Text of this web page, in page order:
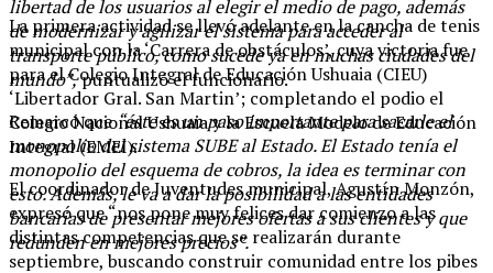
La primera actividad se llevó adelante en la cancha de tenis
municipal con la ‘Carrera de obstáculos’, cuya victoria fue
para el Colegio Integral de Educación Ushuaia (CIEU)
‘Libertador Gral. San Martin’; completando el podio el
Colegio Nacional Ushuaia y la Escuela Modelo de Educación
Integral (EMEI).
El coordinador de Juventudes municipal, Agustín Monzón,
expresó que “nos pone muy felices dar comienzo a las
distintas competencias que se realizarán durante
septiembre, buscando construir comunidad entre los pibes
libertad de los usuarios al elegir el medio de pago, además
de modernizar y agilizar el sistema para acceder al
transporte público, como sucede ya en muchas ciudades del
mundo”,puntualizó el funcionario.
Remarcó que“éste es un paso importante para sacarle el
monopolio del sistema SUBE al Estado. El Estado tenía el
monopolio del esquema de cobros, la idea es terminar con
esto. Además, le va a dar la posibilidad a las entidades
bancarias de presentar mejores ofertas a sus clientes y que
redunden en mejores precios”.